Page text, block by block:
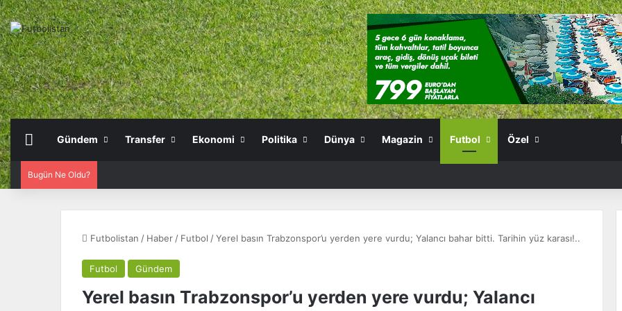
Anasayfa
Gündem Transfer Ekonomi Politika Dünya Magazin Futbol Özel
Bugün Ne Oldu?
Futbolistan / Haber / Futbol /Yerel basın Trabzonspor’u yerden yere vurdu; Yalancı bahar bitti. Tarihin yüz karası!..
Futbol Gündem
Yerel basın Trabzonspor’u yerden yere vurdu; Yalancı